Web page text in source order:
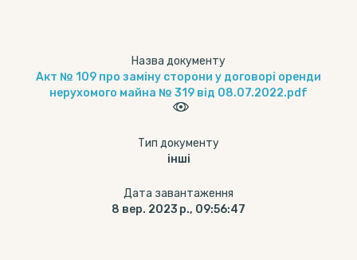
Назва документу
Акт № 109 про заміну сторони у договорі оренди
нерухомого майна № 319 від 08.07.2022.pdf
Тип документу
інші
Дата завантаження
8 вер. 2023 р., 09:56:47